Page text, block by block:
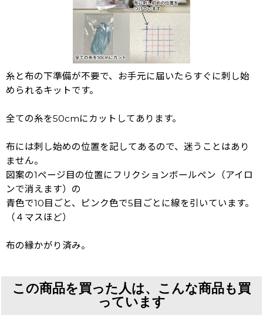
糸と布の下準備が不要で、お手元に届いたらすぐに刺し始
められるキットです。
全ての糸を50cmにカットしてあります。
布には刺し始めの位置を記してあるので、迷うことはあり
ません。
図案の1ページ目の位置にフリクションボールペン（アイロ
ンで消えます）の
青色で10目ごと、ピンク色で5目ごとに線を引いています。
（４マスほど）
布の縁かがり済み。
この商品を買った人は、こんな商品も買
っています